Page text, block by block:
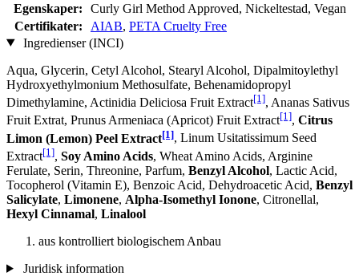
Egenskaper:
Curly Girl Method Approved, Nickeltestad, Vegan
Certifikater:
AIAB, PETA Cruelty Free
Ingredienser (INCI)
Aqua, Glycerin, Cetyl Alcohol, Stearyl Alcohol, Dipalmitoylethyl
Hydroxyethylmonium Methosulfate, Behenamidopropyl
Dimethylamine, Actinidia Deliciosa Fruit Extract[1], Ananas Sativus
Fruit Extrat, Prunus Armeniaca (Apricot) Fruit Extract[1], Citrus
Limon (Lemon) Peel Extract[1], Linum Usitatissimum Seed
Extract[1], Soy Amino Acids, Wheat Amino Acids, Arginine
Ferulate, Serin, Threonine, Parfum, Benzyl Alcohol, Lactic Acid,
Tocopherol (Vitamin E), Benzoic Acid, Dehydroacetic Acid, Benzyl
Salicylate, Limonene, Alpha-Isomethyl Ionone, Citronellal,
Hexyl Cinnamal, Linalool
aus kontrolliert biologischem Anbau
Juridisk information